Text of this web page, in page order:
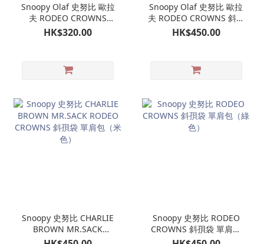
Snoopy Olaf 史努比 歐拉
夫 RODEO CROWNS
TOTEBAG 上膊袋（藍
色）
HK$320.00
Snoopy Olaf 史努比 歐拉
夫 RODEO CROWNS 斜孭
袋 單肩包（黑色）
HK$450.00
Snoopy 史努比 CHARLIE
BROWN MR.SACK
RODEO CROWNS 斜孭袋
Snoopy 史努比 RODEO
CROWNS 斜孭袋 單肩包
（綠色）